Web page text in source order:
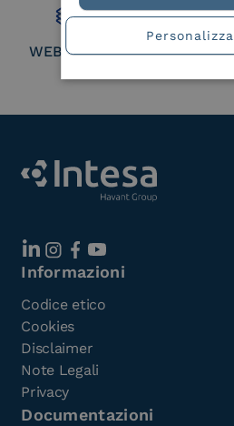
WEBUILD Consortium
Informazioni
Codice etico
Cookies
Disclaimer
Note Legali
Privacy
Documentazioni
Personalizza